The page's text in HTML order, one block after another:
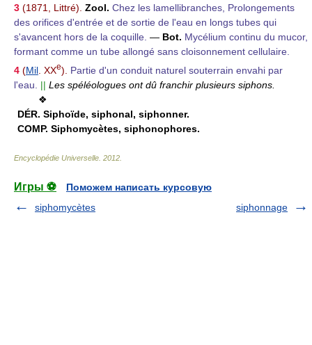
3 (1871, Littré). Zool. Chez les lamellibranches, Prolongements
des orifices d'entrée et de sortie de l'eau en longs tubes qui
s'avancent hors de la coquille. — Bot. Mycélium continu du mucor,
formant comme un tube allongé sans cloisonnement cellulaire.
4 (Mil . XXe).
Partie d'un conduit naturel souterrain envahi par
l'eau.
|| Les spéléologues ont dû franchir plusieurs siphons.
❖
DÉR. Siphoïde, siphonal, siphonner.
COMP. Siphomycètes, siphonophores.
Encyclopédie Universelle 2012
Игры ⚽
Поможем написать курсовую
siphomycètes
siphonnage